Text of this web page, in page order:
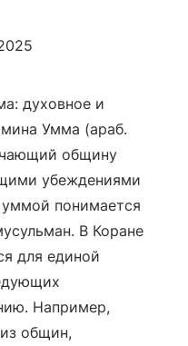
духовное и
Умма (араб.
убеждениями
понимается
В Коране
для единой
Например,
общин,